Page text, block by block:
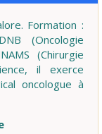
Formation :
(Oncologie
(Chirurgie
il exerce
oncologue à